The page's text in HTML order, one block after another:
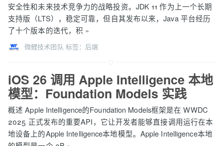
安全性和未来技术竞争力的战略投资。JDK 11 作为上一个长期
支持版（LTS），稳定可靠，但自其发布以来，Java 平台经历
了十个版本的迭代，积 »
微鲤技术团队 标签： 后端
iOS 26 调用 Apple Intelligence 本地
模型：Foundation Models 实践
概述 Apple Intelligence的Foundation Models框架是在 WWDC
2025 正式发布的重要API，它让开发者能够直接调用运行在本
地设备上的Apple Intelligence本地模型。Apple Intelligence本地